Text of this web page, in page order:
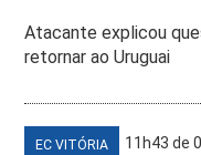
Atacante explicou
retornar ao Uruguai
EC VITÓRIA 11h43 de